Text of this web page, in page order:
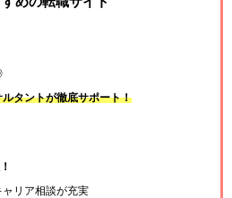
タントが徹底サポート！
リア相談が充実